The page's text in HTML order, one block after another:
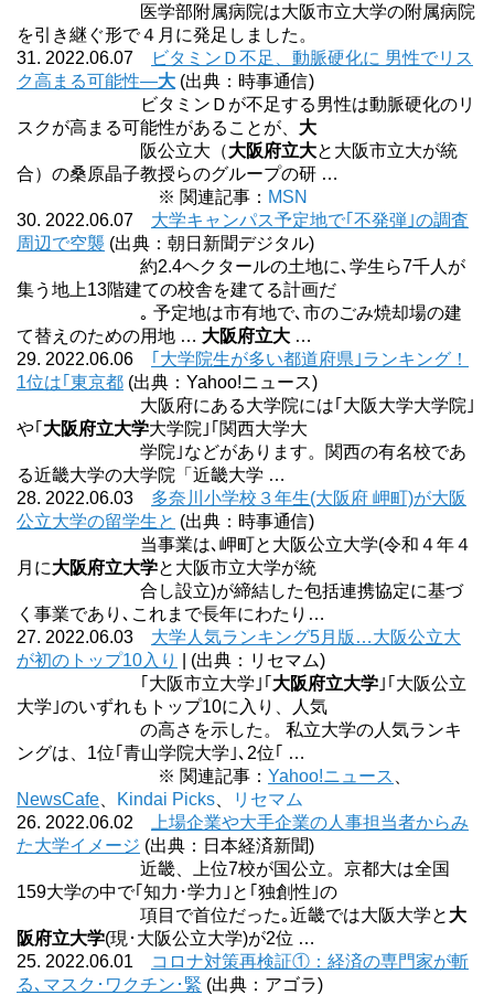
医学部附属病院は大阪市立大学の附属病院
を引き継ぐ形で４月に発足しました。
31. 2022.06.07
ビタミンＤ不足、動脈硬化に 男性でリス
ク高まる可能性―大 (出典：時事通信)
ビタミンＤが不足する男性は動脈硬化のリ
スクが高まる可能性があることが、 大
阪公立大（大阪府立大と大阪市立大が統
合）の桑原晶子教授らのグループの研 …
※ 関連記事： MSN
30. 2022.06.07 大学キャンパス予定地で｢不発弾｣の調査
周辺で空襲 (出典：朝日新聞デジタル)
約2.4ヘクタールの土地に､学生ら7千人が
集う地上13階建ての校舎を建てる計画だ
｡ 予定地は市有地で､市のごみ焼却場の建
て替えのための用地 … 大阪府立大 …
29. 2022.06.06
｢大学院生が多い都道府県｣ランキング！
1位は｢東京都 (出典：Yahoo!ニュース)
大阪府にある大学院には｢大阪大学大学院｣
や｢ 大阪府立大学大学院｣｢関西大学大
学院｣などがあります。関西の有名校であ
る近畿大学の大学院「近畿大学 …
28. 2022.06.03 多奈川小学校３年生(大阪府 岬町)が大阪
公立大学の留学生と (出典：時事通信)
当事業は､岬町と大阪公立大学(令和４年４
月に大阪府立大学と大阪市立大学が統
合し設立)が締結した包括連携協定に基づ
く事業であり､これまで長年にわたり…
27. 2022.06.03 大学人気ランキング5月版…大阪公立大
が初のトップ10入り
| (出典：リセマム)
｢大阪市立大学｣｢ 大阪府立大学 ｣｢大阪公立
大学｣のいずれもトップ10に入り、人気
の高さを示した。 私立大学の人気ランキ
ングは、1位｢青山学院大学｣､2位｢ …
※ 関連記事： Yahoo!ニュース
NewsCafe
Kindai Picks
リセマム
26. 2022.06.02
上場企業や大手企業の人事担当者からみ
た大学イメージ (出典：日本経済新聞)
近畿、上位7校が国公立。京都大は全国
159大学の中で｢知力･学力｣と｢独創性｣の
項目で首位だった｡近畿では大阪大学と 大
阪府立大学(現･大阪公立大学)が2位 …
25. 2022.06.01
コロナ対策再検証①：経済の専門家が斬
る､マスク･ワクチン･緊 (出典：アゴラ)